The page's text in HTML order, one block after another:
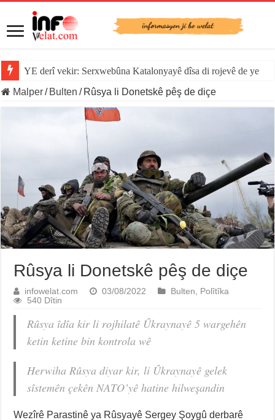
YE derî vekir: Serxwebûna Katalonyayê dîsa di rojevê de ye
Malper/ Bulten / Rûsya li Donetskê pêş de diçe
Rûsya li Donetskê pêş de diçe
infowelat.com 03/08/2022 Bulten, Polîtîka
540 Dîtin
Rûsya îdîa kir li rojhilatê Ûkraynayê 5 wargehên
ketin ketine bin kontrola wê
Herwiha Rûsya diyar kir, li Ûkraynayê gelek
sîstemên çekên NATO’yê hatine hilweşandin
Wezîrê Parastinê ya Rûsyayê Sergey Şoygû derbarê